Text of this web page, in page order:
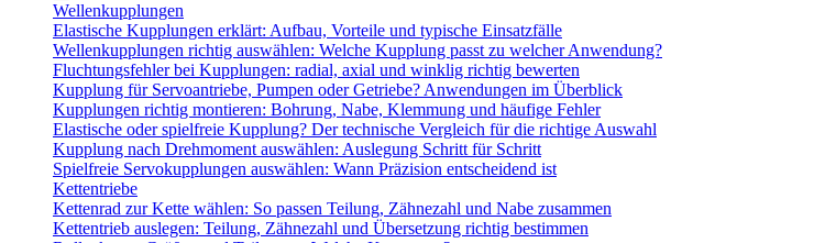
Wellenkupplungen
Elastische Kupplungen erklärt: Aufbau, Vorteile und typische Einsatzfälle
Wellenkupplungen richtig auswählen: Welche Kupplung passt zu welcher Anwendung?
Fluchtungsfehler bei Kupplungen: radial, axial und winklig richtig bewerten
Kupplung für Servoantriebe, Pumpen oder Getriebe? Anwendungen im Überblick
Kupplungen richtig montieren: Bohrung, Nabe, Klemmung und häufige Fehler
Elastische oder spielfreie Kupplung? Der technische Vergleich für die richtige Auswahl
Kupplung nach Drehmoment auswählen: Auslegung Schritt für Schritt
Spielfreie Servokupplungen auswählen: Wann Präzision entscheidend ist
Kettentriebe
Kettenrad zur Kette wählen: So passen Teilung, Zähnezahl und Nabe zusammen
Kettentrieb auslegen: Teilung, Zähnezahl und Übersetzung richtig bestimmen